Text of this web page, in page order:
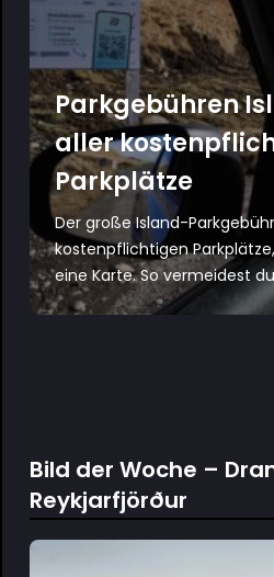
Parkgebühren
aller
Parkplätze
Der große Island-
kostenpflichtigen
eine Karte. So vermeidest
Bild der Woche –
Reykjarfjörður